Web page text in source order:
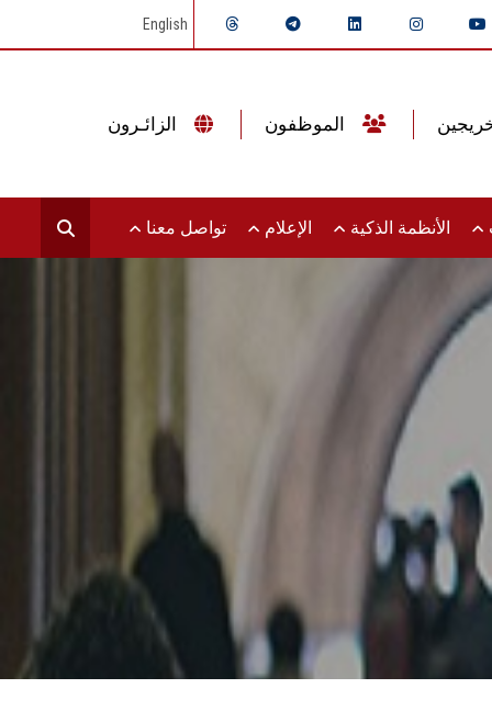
English
الأنظمة الذكية الإعلام تواصل معنا